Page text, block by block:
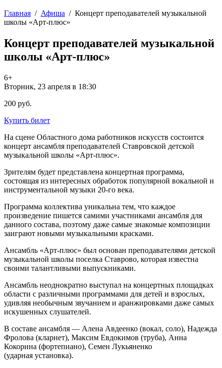
Главная / Афиша / Концерт преподавателей музыкальной
школы «Арт-плюс»
Концерт преподавателей музыкальной
школы «Арт-плюс»
6+
Вторник, 23 апреля в 18:30
200 руб.
Купить билет
На сцене Областного дома работников искусств состоится
концерт ансамбля преподавателей Ставровской детской
музыкальной школы «Арт-плюс».
Зрителям будет представлена концертная программа,
состоящая из интересных обработок популярной вокальной и
инструментальной музыки 20-го века.
Программа коллектива уникальна тем, что каждое
произведение пишется самими участниками ансамбля для
данного состава, поэтому даже самые знакомые композиции
заиграют новыми музыкальными красками.
Ансамбль «Арт-плюс» был основан преподавателями детской
музыкальной школы поселка Ставрово, которая известна
своими талантливыми выпускниками.
Ансамбль неоднократно выступал на концертных площадках
области с различными программами для детей и взрослых,
удивляя необычным звучанием и аранжировками даже самых
искушенных слушателей.
В составе ансамбля — Алена Авдеенко (вокал, соло), Надежда
Фролова (кларнет), Максим Евдокимов (труба), Анна
Кокорина (фортепиано), Семен Лукьяненко
(ударная установка).